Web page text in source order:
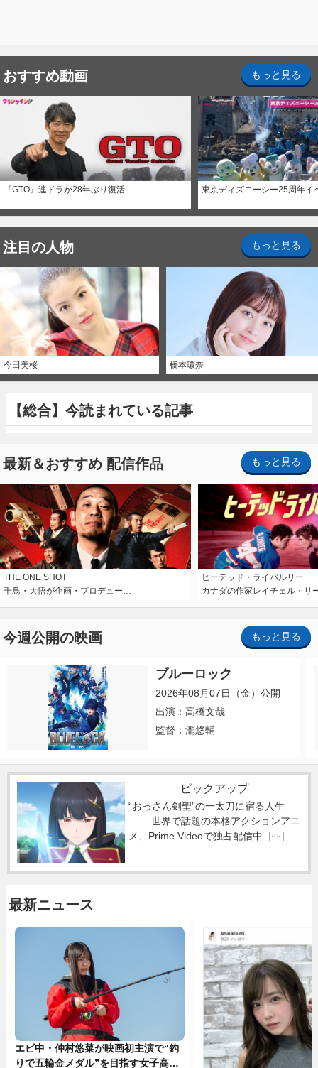
おすすめ動画 もっと見る
『GTO』連ドラが28年ぶり復活 東京ディズニーシー25周年イ
注目の人物 もっと見る
今田美桜 橋本環奈
【総合】今読まれている記事
最新＆おすすめ 配信作品 もっと見る
THE ONE SHOT
千鳥・大悟が企画・プロデュー…
ヒーテッド・ライバルリー
カナダの作家レイチェル・リ
今週公開の映画 もっと見る
ブルーロック
2026年08月07日（金）公開
出演：高橋文哉
監督：瀧悠輔
ピックアップ
“おっさん剣聖”の一太刀に宿る人生
―― 世界で話題の本格アクションアニ
メ、Prime Videoで独占配信中
P R
最新ニュース
エビ中・仲村悠菜が映画初主演で“釣
りで五輪金メダル”を目指す女子高生